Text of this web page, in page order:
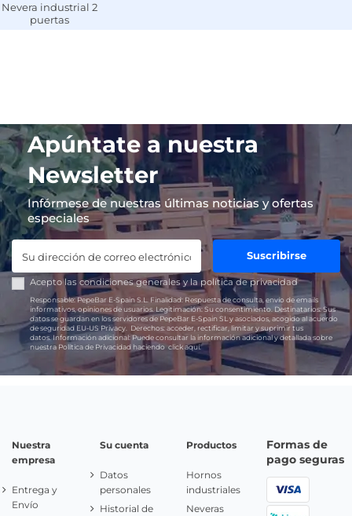
Nevera industrial 2
puertas
Apúntate a nuestra
Newsletter
Infórmese de nuestras últimas noticias y ofertas
especiales
Suscribirse
Acepto las condiciones generales y lapolítica de privacidad
Responsable:PepeBar E-Spain S.L. Finalidad: Respuesta de consulta, envío de emails
informativos, opiniones de usuarios. Legitimación: Su consentimiento. Destinatarios:Sus
datos se guardan en los servidores de PepeBar E-Spain SL y asociados, acogido al acuerdo
de seguridad EU-US Privacy.
Derechos: acceder, rectificar, limitar y suprimir tus
datos.Información adicional:Puede consultar la información adicional y detallada sobre
nuestra Política de Privacidad haciendoclick aquí.
Nuestra
empresa
Entrega y
Envío
Su cuenta
Datos
personales
Historial de
Productos
Hornos
industriales
Neveras
Formas de
pago seguras